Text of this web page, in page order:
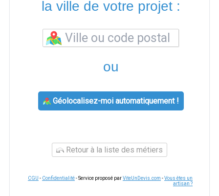
la ville de votre projet :
ou
Géolocalisez-moi automatiquement !
Retour à la liste des métiers
CGU - Confidentialité- Service proposé parViteUnDevis.com -Vous êtes un
artisan ?